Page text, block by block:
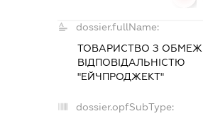
dossier.fullName:
ТОВАРИСТВО З
ВІДПОВІДАЛЬНІСТЮ
"ЕЙЧПРОДЖЕКТ"
dossier.opfSubType: